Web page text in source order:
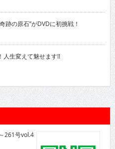
の原石”がDVDに初挑戦！
生変えて魅せます!!
261号vol.4